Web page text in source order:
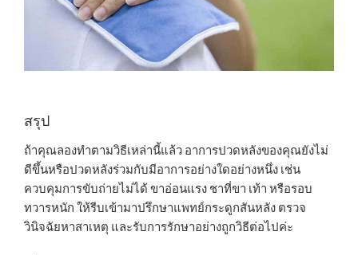
สรุป
ถ้าคุณลองทำตามวิธีเหล่านี้แล้ว อาการปวดหลังของคุณยังไม่
ดีขึ้นหรือปวดหลังร่วมกับมีอาการอย่างใดอย่างหนึ่ง เช่น
ควบคุมการขับถ่ายไม่ได้ ขาอ่อนแรง ชาที่ขา เท้า หรือรอบ
ทวารหนัก ให้รีบเข้ามาปรึกษาแพทย์กระดูกสันหลัง ตรวจ
วินิจฉัยหาสาเหตุ และรับการรักษาอย่างถูกวิธีต่อไปค่ะ